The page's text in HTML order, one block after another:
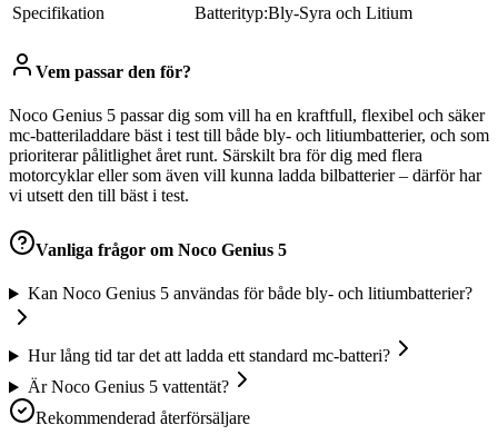
Specifikation
Batterityp:Bly-Syra och Litium
Vem passar den för?
Noco Genius 5 passar dig som vill ha en kraftfull, flexibel och säker
mc-batteriladdare bäst i test till både bly- och litiumbatterier, och som
prioriterar pålitlighet året runt. Särskilt bra för dig med flera
motorcyklar eller som även vill kunna ladda bilbatterier – därför har
vi utsett den till bäst i test.
Vanliga frågor om Noco Genius 5
Kan Noco Genius 5 användas för både bly- och litiumbatterier?
Hur lång tid tar det att ladda ett standard mc-batteri?
Är Noco Genius 5 vattentät?
Rekommenderad återförsäljare